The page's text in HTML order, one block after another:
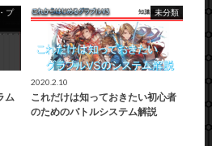
プ
ム
未分類
2020.2.10
これだけは知っておきたい初心者
のためのバトルシステム解説